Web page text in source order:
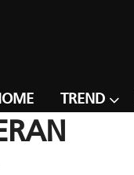
TREND